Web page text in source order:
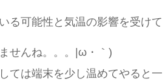
る可能性と気温の影響を受けて
せんね。。。|ω・｀)
ては端末を少し温めてやると一